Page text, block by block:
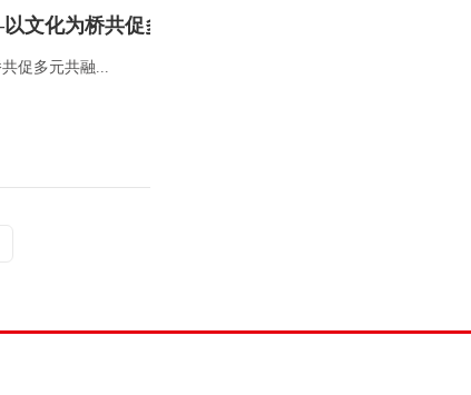
文化为桥共促多元共
促多元共融...